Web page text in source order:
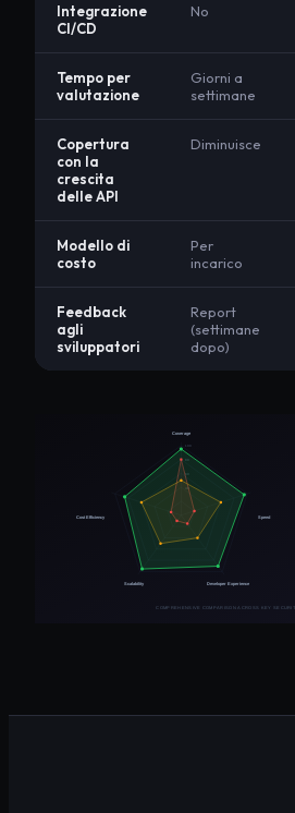
Integrazione
CI/CD
No
Tempo per
valutazione
Giorni a
settimane
Copertura
con la
crescita
delle API
Diminuisce
Modello di
costo
Per
incarico
Feedback
agli
sviluppatori
Report
(settimane
dopo)